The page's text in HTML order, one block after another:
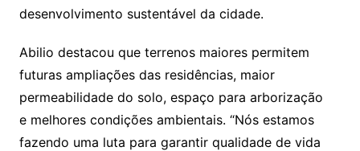
desenvolvimento sustentável da cidade.
Abilio destacou que terrenos maiores permitem
futuras ampliações das residências, maior
permeabilidade do solo, espaço para arborização
e melhores condições ambientais. “Nós estamos
fazendo uma luta para garantir qualidade de vida